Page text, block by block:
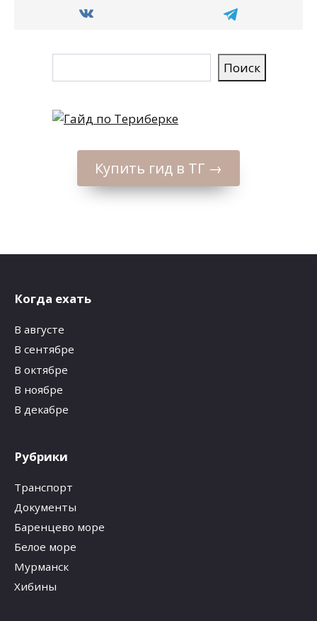
Поиск
Купить гид в ТГ →
Когда ехать
В августе
В сентябре
В октябре
В ноябре
В декабре
Рубрики
Транспорт
Документы
Баренцево море
Белое море
Мурманск
Хибины